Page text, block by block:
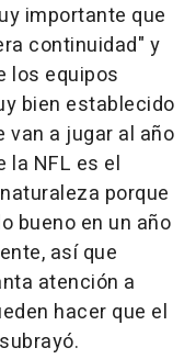
importante que
continuidad" y
los equipos
bien establecido
van a jugar al año
la NFL es el
porque
bueno en un año
así que
atención a
hacer que el